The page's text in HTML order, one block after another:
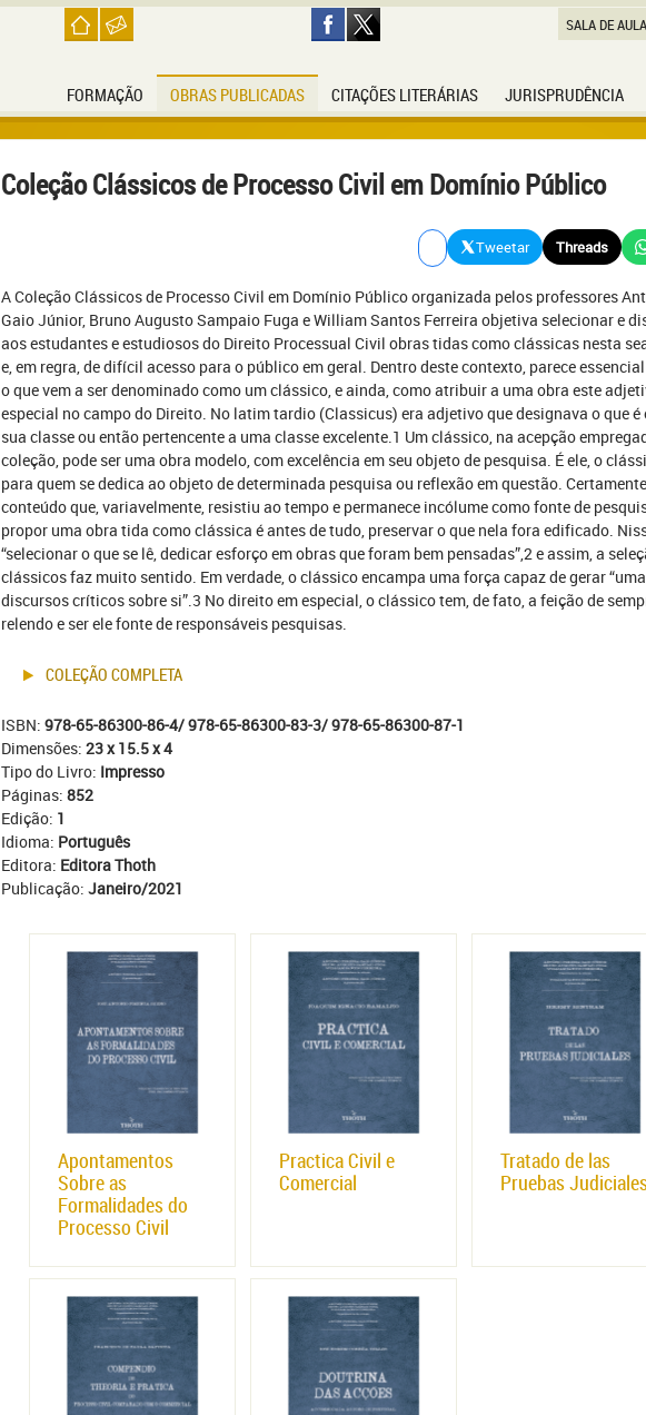
FORMAÇÃO OBRAS PUBLICADAS CITAÇÕES LITERÁRIAS JURISPRUDÊNCIA
SALA DE AULA
Coleção Clássicos de Processo Civil em Domínio Público
Tweetar Threads
A Coleção Clássicos de Processo Civil em Domínio Público organizada pelos professores
Gaio Júnior, Bruno Augusto Sampaio Fuga e William Santos Ferreira objetiva selecionar e
aos estudantes e estudiosos do Direito Processual Civil obras tidas como clássicas nesta
e, em regra, de difícil acesso para o público em geral. Dentro deste contexto, parece
o que vem a ser denominado como um clássico, e ainda, como atribuir a uma obra este
especial no campo do Direito. No latim tardio (Classicus) era adjetivo que designava o que é
sua classe ou então pertencente a uma classe excelente.1 Um clássico, na acepção
coleção, pode ser uma obra modelo, com excelência em seu objeto de pesquisa. É ele, o
para quem se dedica ao objeto de determinada pesquisa ou reflexão em questão.
conteúdo que, variavelmente, resistiu ao tempo e permanece incólume como fonte de
propor uma obra tida como clássica é antes de tudo, preservar o que nela fora edificado.
“selecionar o que se lê, dedicar esforço em obras que foram bem pensadas”,2 e assim, a
clássicos faz muito sentido. Em verdade, o clássico encampa uma força capaz de gerar
discursos críticos sobre si”.3 No direito em especial, o clássico tem, de fato, a feição de
relendo e ser ele fonte de responsáveis pesquisas.
COLEÇÃO COMPLETA
ISBN: 978-65-86300-86-4/ 978-65-86300-83-3/ 978-65-86300-87-1
Dimensões: 23 x 15.5 x 4
Tipo do Livro: Impresso
Páginas: 852
Edição: 1
Idioma: Português
Editora: Editora Thoth
Publicação: Janeiro/2021
Apontamentos
Sobre as
Formalidades do
Processo Civil
Practica Civil e
Comercial
Tratado de las
Pruebas